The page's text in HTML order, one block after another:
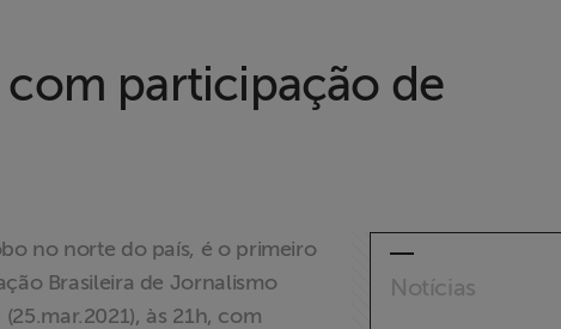
participação de
no norte do país, é o primeiro
Brasileira de Jornalismo
às 21h, com
Notícias